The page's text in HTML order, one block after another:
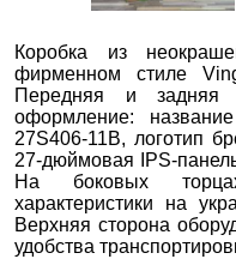
Коробка из
фирменном стиле
Передняя и задняя
оформление:
27S406-11B, логотип
27-дюймовая IPS-
На боковых
характеристики на
Верхняя сторона
удобства